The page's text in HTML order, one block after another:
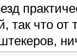
так что от